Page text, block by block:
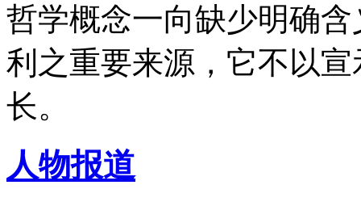
哲学概念一向缺少明确
利之重要来源，它不以
长。
人物报道